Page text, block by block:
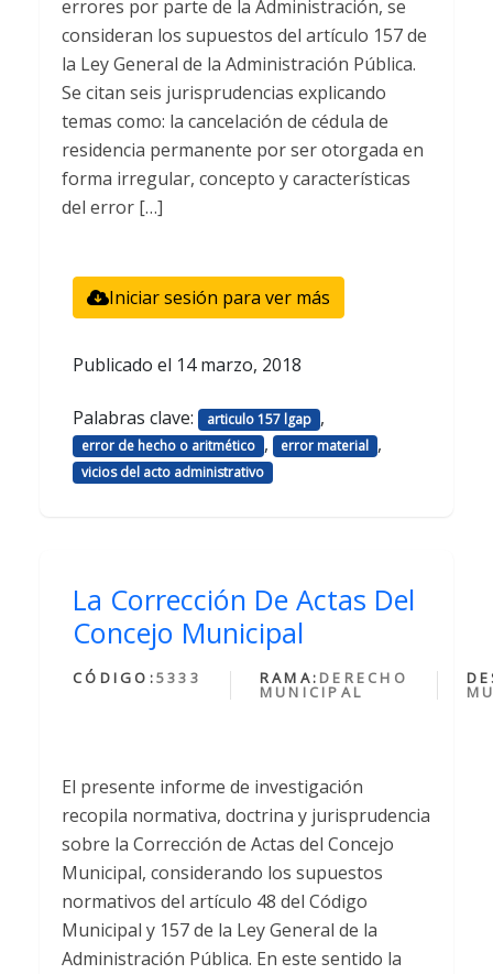
errores por parte de la Administración, se
consideran los supuestos del artículo 157 de
la Ley General de la Administración Pública.
Se citan seis jurisprudencias explicando
temas como: la cancelación de cédula de
residencia permanente por ser otorgada en
forma irregular, concepto y características
del error […]
Iniciar sesión para ver más
Publicado el 14 marzo, 2018
Palabras clave: articulo 157 lgap ,
error de hecho o aritmético , error material ,
vicios del acto administrativo
La Corrección De Actas Del
Concejo Municipal
CÓDIGO:5333 RAMA: DERECHO
MUNICIPAL
El presente informe de investigación
recopila normativa, doctrina y jurisprudencia
sobre la Corrección de Actas del Concejo
Municipal, considerando los supuestos
normativos del artículo 48 del Código
Municipal y 157 de la Ley General de la
Administración Pública. En este sentido la